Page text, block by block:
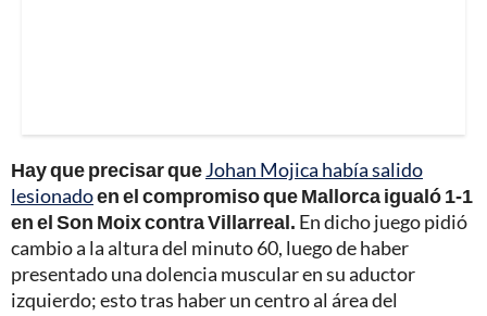
Hay que precisar queJohan Mojica había salido
lesionadoen el compromiso que Mallorca igualó 1-1
en el Son Moix contra Villarreal. En dicho juego pidió
cambio a la altura del minuto 60, luego de haber
presentado una dolencia muscular en su aductor
izquierdo; esto tras haber un centro al área del